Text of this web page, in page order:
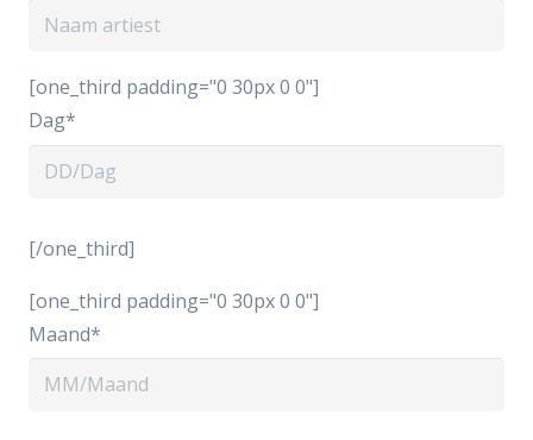
[one_third padding="0 30px 0 0"]
Dag*
[/one_third]
[one_third padding="0 30px 0 0"]
Maand*